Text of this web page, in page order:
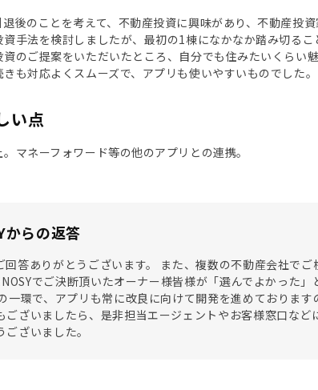
後のことを考えて、不動産投資に興味があり、不動産投
手法を検討しましたが、最初の1棟になかなか踏み切る
のご提案をいただいたところ、自分でも住みたいくらい
も対応よくスムーズで、アプリも使いやすいものでした
い点
マネーフォワード等の他のアプリとの連携。
からの返答
回答ありがとうございます。 また、複数の不動産会社で
でご決断頂いたオーナー様皆様が「選んでよかった
一環で、アプリも常に改良に向けて開発を進めておりま
ございましたら、是非担当エージェントやお客様窓口な
ざいました。